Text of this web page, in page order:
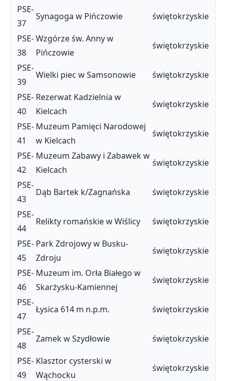
PSE-
37
Synagoga w Pińczowie
świętokrzyskie
PSE-
38
Wzgórze św. Anny w
Pińczowie
świętokrzyskie
PSE-
39
Wielki piec w Samsonowie
świętokrzyskie
PSE-
40
Rezerwat Kadzielnia w
Kielcach
świętokrzyskie
PSE-
41
Muzeum Pamięci Narodowej
w Kielcach
świętokrzyskie
PSE-
42
Muzeum Zabawy i Zabawek w
Kielcach
świętokrzyskie
PSE-
43
Dąb Bartek k/Zagnańska
świętokrzyskie
PSE-
44
Relikty romańskie w Wiślicy
świętokrzyskie
PSE-
45
Park Zdrojowy w Busku-
Zdroju
świętokrzyskie
PSE-
46
Muzeum im. Orła Białego w
Skarżysku-Kamiennej
świętokrzyskie
PSE-
47
Łysica 614 m n.p.m.
świętokrzyskie
PSE-
48
Zamek w Szydłowie
świętokrzyskie
PSE-
49
Klasztor cysterski w
Wąchocku
świętokrzyskie